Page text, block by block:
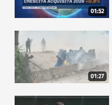
01:52
01:27